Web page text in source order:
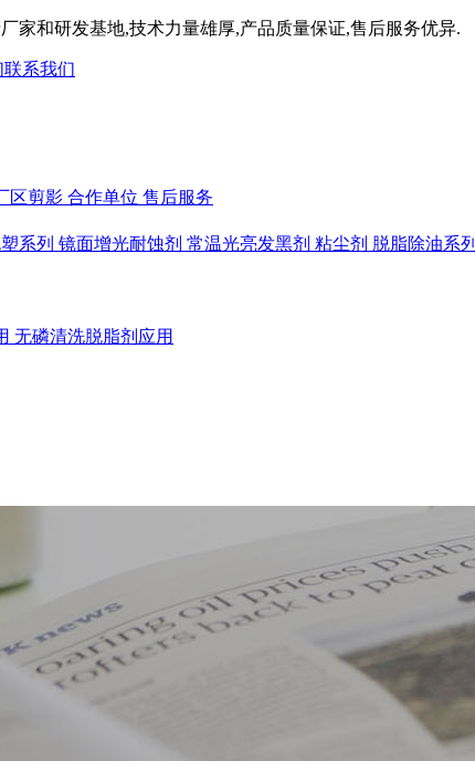
家和研发基地,技术力量雄厚,产品质量保证,售后服务优异.
联系我们
区剪影 合作单位 售后服务
系列 镜面增光耐蚀剂 常温光亮发黑剂 粘尘剂 脱脂除油系列
无磷清洗脱脂剂应用